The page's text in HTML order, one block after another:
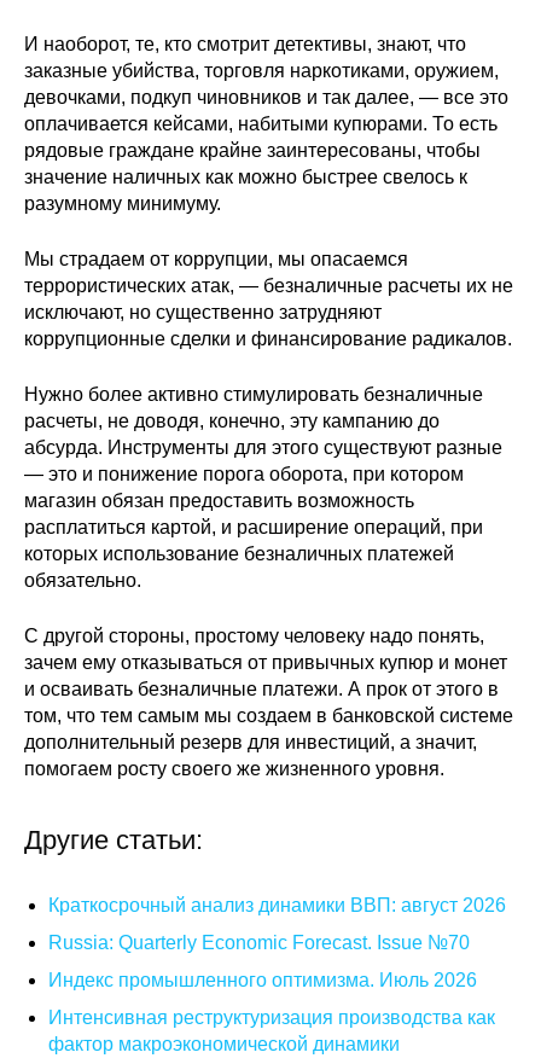
И наоборот, те, кто смотрит детективы, знают, что
заказные убийства, торговля наркотиками, оружием,
девочками, подкуп чиновников и так далее, — все это
оплачивается кейсами, набитыми купюрами. То есть
рядовые граждане крайне заинтересованы, чтобы
значение наличных как можно быстрее свелось к
разумному минимуму.
Мы страдаем от коррупции, мы опасаемся
террористических атак, — безналичные расчеты их не
исключают, но существенно затрудняют
коррупционные сделки и финансирование радикалов.
Нужно более активно стимулировать безналичные
расчеты, не доводя, конечно, эту кампанию до
абсурда. Инструменты для этого существуют разные
— это и понижение порога оборота, при котором
магазин обязан предоставить возможность
расплатиться картой, и расширение операций, при
которых использование безналичных платежей
обязательно.
С другой стороны, простому человеку надо понять,
зачем ему отказываться от привычных купюр и монет
и осваивать безналичные платежи. А прок от этого в
том, что тем самым мы создаем в банковской системе
дополнительный резерв для инвестиций, а значит,
помогаем росту своего же жизненного уровня.
Другие статьи:
Краткосрочный анализ динамики ВВП: август 2026
Russia: Quarterly Economic Forecast. Issue №70
Индекс промышленного оптимизма. Июль 2026
Интенсивная реструктуризация производства как
фактор макроэкономической динамики